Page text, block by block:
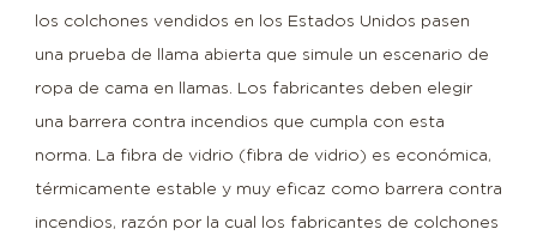
barrera
incendios
los colchones vendidos en los Estados Unidos pasen
una prueba de llama abierta que simule un escenario de
ropa de cama en llamas. Los fabricantes deben elegir
una barrera contra incendios que cumpla con esta
norma. La fibra de vidrio (fibra de vidrio) es económica,
térmicamente estable y muy eficaz como barrera contra
incendios, razón por la cual los fabricantes de colchones